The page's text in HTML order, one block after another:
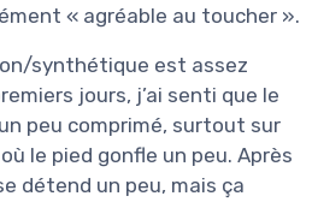
« agréable au toucher ».
synthétique est assez
jours, j’ai senti que le
peu comprimé, surtout sur
le pied gonfle un peu. Après
détend un peu, mais ça